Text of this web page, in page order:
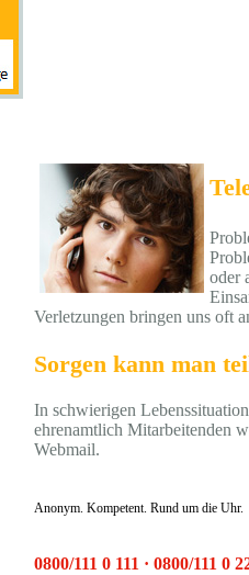
oder
Verletzungen bringen uns oft
Sorgen kann man
In schwierigen
ehrenamtlich Mitarbeitenden
Webmail.
Anonym. Kompetent. Rund um die Uhr.
0800/111 0 111 · 0800/111 0